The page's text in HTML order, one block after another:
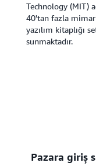
Technology (MIT)
40'tan fazla
yazılım kitaplığı
sunmaktadır.
Pazara giriş